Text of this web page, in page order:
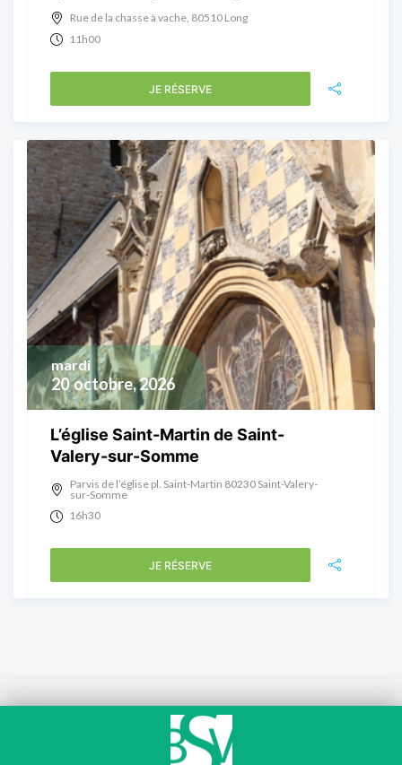
Rue de la chasse à vache, 80510 Long
11h00
JE RÉSERVE
20 octobre, 2026
mardi
L’église Saint-Martin de Saint-
Valery-sur-Somme
Parvis de l’église pl. Saint-Martin 80230 Saint-Valery-
sur-Somme
16h30
JE RÉSERVE